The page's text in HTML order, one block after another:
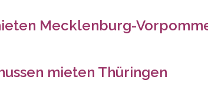
Mecklenburg-
mieten Thüringen